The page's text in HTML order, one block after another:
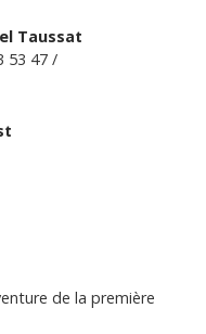
Taussat
53 47 /
de la première